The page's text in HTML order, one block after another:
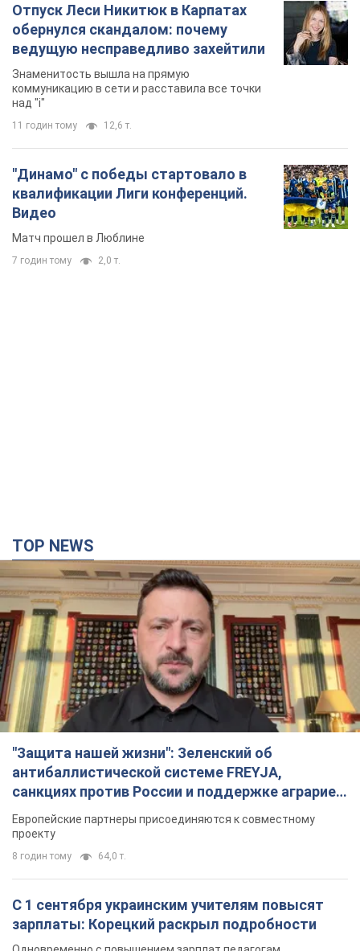
Отпуск Леси Никитюк в Карпатах
обернулся скандалом: почему
ведущую несправедливо захейтили
Знаменитость вышла на прямую
коммуникацию в сети и расставила все точки
над "i"
11 годин тому 12,6 т.
"Динамо" с победы стартовало в
квалификации Лиги конференций.
Видео
Матч прошел в Люблине
7 годин тому 2,0 т.
TOP NEWS
"Защита нашей жизни": Зеленский об
антибаллистической системе FREYJA,
санкциях против России и поддержке аграриев.
Видео
Европейские партнеры присоединяются к совместному
проекту
8 годин тому 64,0 т.
С 1 сентября украинским учителям повысят
зарплаты: Корецкий раскрыл подробности